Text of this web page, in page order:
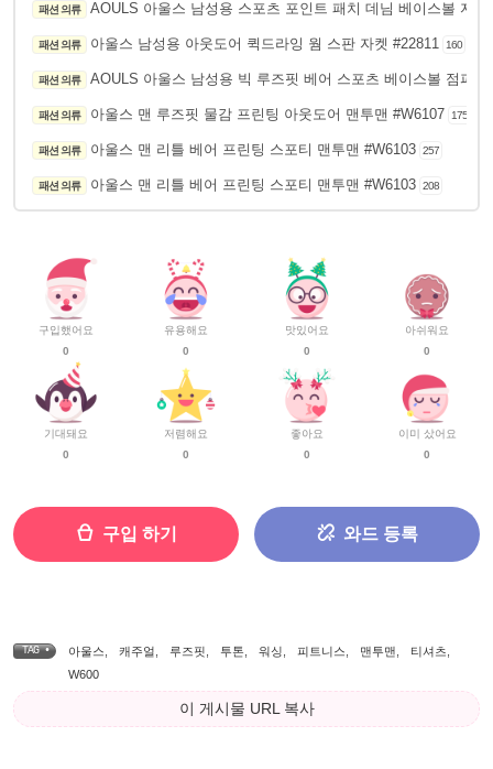
패션 의류 AOULS 아울스 남성용 스포츠 포인트 패치 데님 베이스볼 자켓
패션 의류 아울스 남성용 아웃도어 퀵드라잉 웜 스판 자켓 #22811 160
패션 의류 AOULS 아울스 남성용 빅 루즈핏 베어 스포츠 베이스볼 점퍼
패션 의류 아울스 맨 루즈핏 물감 프린팅 아웃도어 맨투맨 #W6107 175
패션 의류 아울스 맨 리틀 베어 프린팅 스포티 맨투맨 #W6103 257
패션 의류 아울스 맨 리틀 베어 프린팅 스포티 맨투맨 #W6103 208
구입했어요
0
기대돼요
0
유용해요
0
저렴해요
0
맛있어요
0
좋아요
0
아쉬워요
0
이미 샀어요
0
구입 하기 와드 등록
TAG • 아울스 캐주얼 루즈핏 투톤 워싱 피트니스 맨투맨 티셔츠
W600
이 게시물 URL 복사